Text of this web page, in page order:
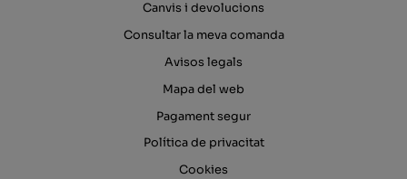
Canvis i devolucions
Consultar la meva comanda
Avisos legals
Mapa del web
Pagament segur
Política de privacitat
Cookies